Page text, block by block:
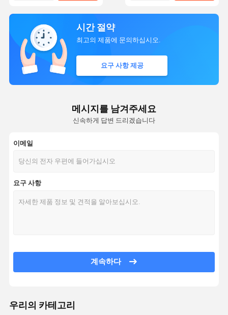
시간 절약
최고의 제품에 문의하십시오.
요구 사항 제공
메시지를 남겨주세요
신속하게 답변 드리겠습니다
이메일
요구 사항
계속하다
우리의 카테고리